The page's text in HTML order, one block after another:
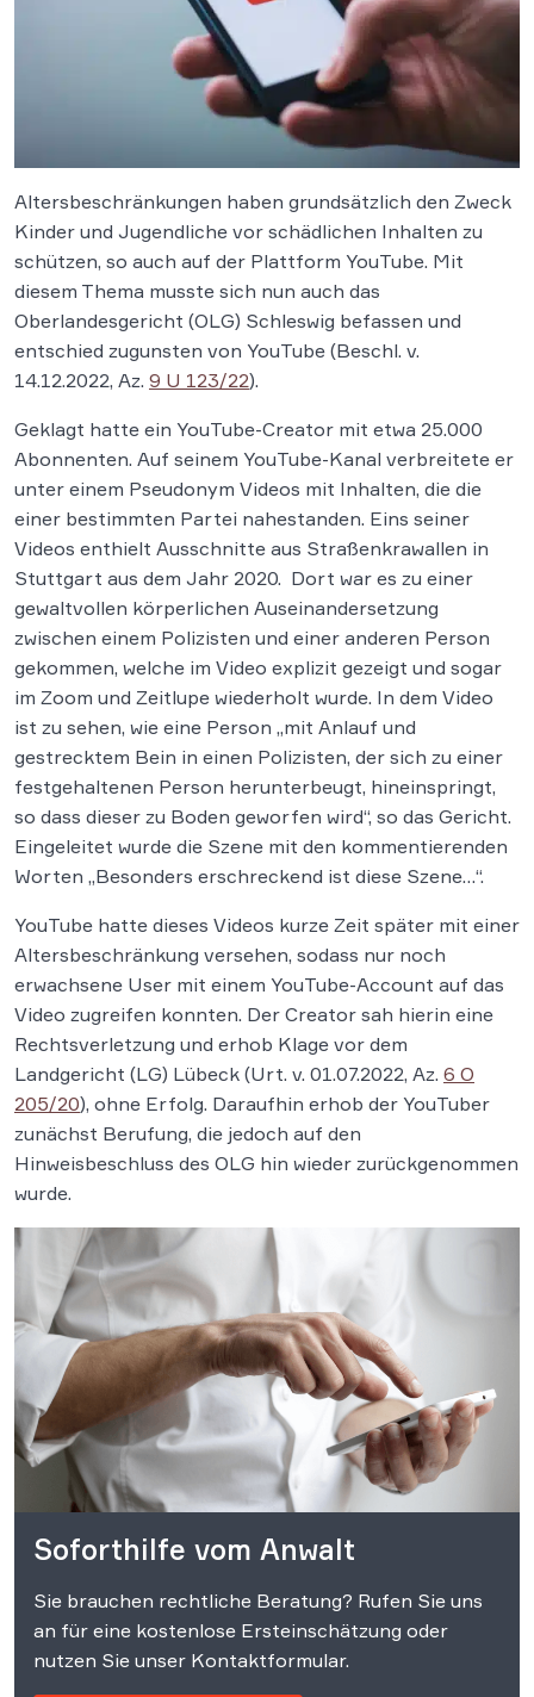
Altersbeschränkungen haben grundsätzlich den Zweck
Kinder und Jugendliche vor schädlichen Inhalten zu
schützen, so auch auf der Plattform YouTube. Mit
diesem Thema musste sich nun auch das
Oberlandesgericht (OLG) Schleswig befassen und
entschied zugunsten von YouTube (Beschl. v.
14.12.2022, Az. 9 U 123/22).
Geklagt hatte ein YouTube-Creator mit etwa 25.000
Abonnenten. Auf seinem YouTube-Kanal verbreitete er
unter einem Pseudonym Videos mit Inhalten, die die
einer bestimmten Partei nahestanden. Eins seiner
Videos enthielt Ausschnitte aus Straßenkrawallen in
Stuttgart aus dem Jahr 2020. Dort war es zu einer
gewaltvollen körperlichen Auseinandersetzung
zwischen einem Polizisten und einer anderen Person
gekommen, welche im Video explizit gezeigt und sogar
im Zoom und Zeitlupe wiederholt wurde. In dem Video
ist zu sehen, wie eine Person „mit Anlauf und
gestrecktem Bein in einen Polizisten, der sich zu einer
festgehaltenen Person herunterbeugt, hineinspringt,
so dass dieser zu Boden geworfen wird“, so das Gericht.
Eingeleitet wurde die Szene mit den kommentierenden
Worten „Besonders erschreckend ist diese Szene…“.
YouTube hatte dieses Videos kurze Zeit später mit einer
Altersbeschränkung versehen, sodass nur noch
erwachsene User mit einem YouTube-Account auf das
Video zugreifen konnten. Der Creator sah hierin eine
Rechtsverletzung und erhob Klage vor dem
Landgericht (LG) Lübeck (Urt. v. 01.07.2022, Az. 6 O
205/20), ohne Erfolg. Daraufhin erhob der YouTuber
zunächst Berufung, die jedoch auf den
Hinweisbeschluss des OLG hin wieder zurückgenommen
wurde.
Soforthilfe vom Anwalt
Sie brauchen rechtliche Beratung? Rufen Sie uns
an für eine kostenlose Ersteinschätzung oder
nutzen Sie unser Kontaktformular.